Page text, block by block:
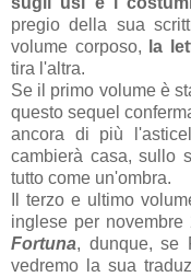
pregio della sua
volume corposo,
la
tira l'altra.
Se il primo volume è
questo sequel
ancora di più
cambierà casa, sullo
tutto come un'ombra.
Il terzo e ultimo
inglese per
Fortuna, dunque, se
vedremo la sua